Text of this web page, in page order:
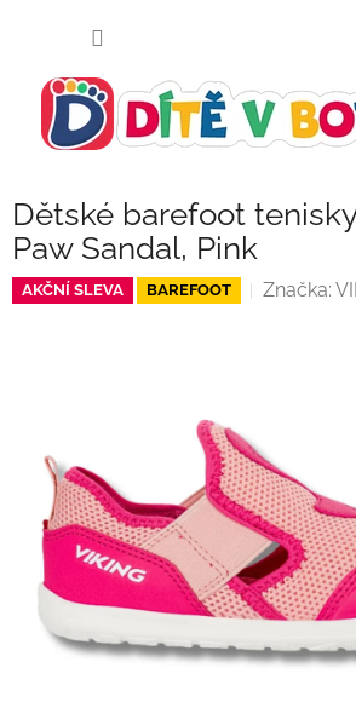
Dětské barefoot
Paw Sandal, Pink
AKČNÍ SLEVA BAREFOOT Značka: